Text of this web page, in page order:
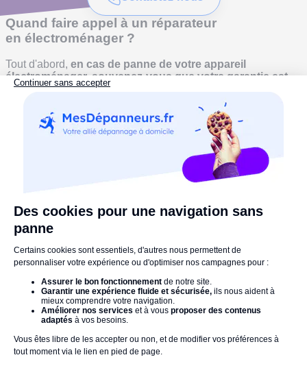
Quand faire appel à un réparateur
en électroménager ?
Tout d'abord, en cas de panne de votre appareil
électroménager, souvenez-vous que votre garantie est
peut-être toujours fonctionnelle.
contacter simplement le magasin dans lequel vous avez
acheté votre produit afin de faire intervenir un technicien en
charge de trouver la panne et d'effectuer la réparation de
votre appareil.
En attendant votre réparateur spécialisé, ayez
Lorsque votre machine connaît plusieurs
dysfonctionnements, il est probable que la panne
provienne seulement d’un problème électrique.
électroménager, vous pouvez essayer de brancher une
lampe en état de marche sur la prise qui accueille
habituellement la fiche de votre appareil électroménager en
panne, afin de vérifier si elle fonctionne.
Si la lampe ne s’allume pas, le problème ne vient pas de
faire intervenir un électricien. Dans le cas contraire, si elle
s’allume, le dysfonctionnement vient de votre appareil ou de